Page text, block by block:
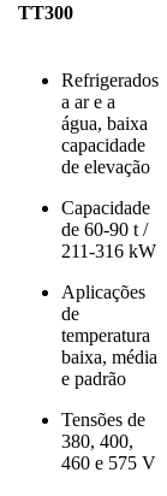
TT300
Refrigerados
a ar e a
água, baixa
capacidade
de elevação
Capacidade
de 60-90 t /
211-316 kW
Aplicações
de
temperatura
baixa, média
e padrão
Tensões de
380, 400,
460 e 575 V